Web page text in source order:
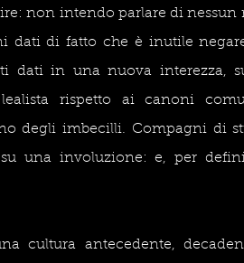
non intendo parlare di nessun
dati di fatto che è inutile
dati in una nuova interezza,
lealista rispetto ai canoni
degli imbecilli. Compagni di
una involuzione: e, per
cultura antecedente,